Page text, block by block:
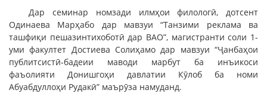
Дар семинар номзади илмҳои филологӣ, дотсент
Одинаева Марҳабо дар мавзуи “Танзими реклама ва
ташфиқи пешазинтихоботӣ дар ВАО”, магистранти соли 1-
уми факултет Достиева Солиҳамо дар мавзуи “Ҷанбаҳои
публитсистӣ-бадеии маводи марбут ба инъикоси
фаъолияти Донишгоҳи давлатии Кӯлоб ба номи
Абуабдуллоҳи Рудакӣ” маърӯза намуданд.